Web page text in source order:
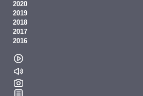
2020
2019
2018
2017
2016